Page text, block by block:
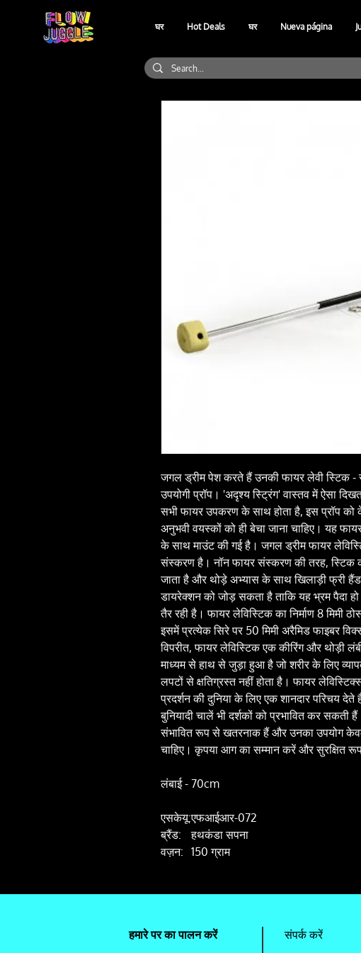
घर Hot Deals घर Nueva página
जगल ड्रीम पेश करते हैं उनकी फायर लेवी स्टिक -
उपयोगी प्रॉप। 'अदृश्य स्ट्रिंग' वास्तव में ऐसा
सभी फायर उपकरण के साथ होता है, इस प्रॉप
अनुभवी वयस्कों को ही बेचा जाना चाहिए। यह
के साथ माउंट की गई है। जगल ड्रीम फायर
संस्करण है। नॉन फायर संस्करण की तरह, स्टिक
जाता है और थोड़े अभ्यास के साथ खिलाड़ी फ्री
डायरेक्शन को जोड़ सकता है ताकि यह भ्रम पैदा
तैर रही है। फायर लेविस्टिक का निर्माण 8 मिमी
इसमें प्रत्येक सिरे पर 50 मिमी अरैमिड फाइबर
विपरीत, फायर लेविस्टिक एक कीरिंग और थोड़ी
माध्यम से हाथ से जुड़ा हुआ है जो शरीर के लिए
लपटों से क्षतिग्रस्त नहीं होता है। फायर
प्रदर्शन की दुनिया के लिए एक शानदार परिचय
बुनियादी चालें भी दर्शकों को प्रभावित कर सकती
संभावित रूप से खतरनाक हैं और उनका उपयोग केवल
चाहिए। कृपया आग का सम्मान करें और सुरक्षित
लंबाई - 70cm
एसकेयू:एफआईआर-072
ब्रैंड:
हथकंडा सपना
वज़न: 150 ग्राम
हमारे पर का पालन करें संपर्क करें